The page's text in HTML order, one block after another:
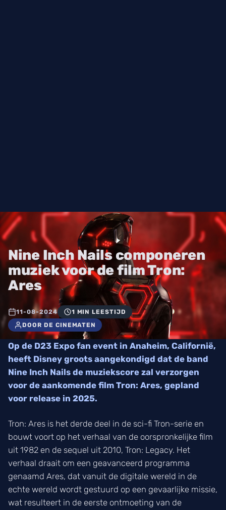
Nine Inch Nails componeren
muziek voor de film Tron:
Ares
11-08-2024
1 MIN LEESTIJD
DOOR DE CINEMATEN
Op de D23 Expo fan event in Anaheim, Californië,
heeft Disney groots aangekondigd dat de band
Nine Inch Nails de muziekscore zal verzorgen
voor de aankomende film Tron: Ares, gepland
voor release in 2025.
Tron: Ares is het derde deel in de sci-fi Tron-serie en
bouwt voort op het verhaal van de oorspronkelijke film
uit 1982 en de sequel uit 2010, Tron: Legacy. Het
verhaal draait om een geavanceerd programma
genaamd Ares, dat vanuit de digitale wereld in de
echte wereld wordt gestuurd op een gevaarlijke missie,
wat resulteert in de eerste ontmoeting van de